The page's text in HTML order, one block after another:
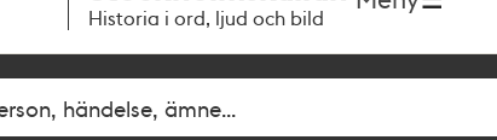
Historia i ord, ljud och bild